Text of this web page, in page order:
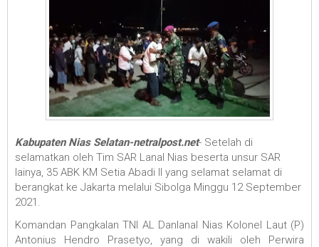
Kabupaten Nias Selatan-netralpost.net- Setelah di
selamatkan oleh Tim SAR Lanal Nias beserta unsur SAR
lainya, 35 ABK KM Setia Abadi II yang selamat selamat di
berangkat ke Jakarta melalui Sibolga Minggu 12 September
2021.
Komandan Pangkalan TNI AL Danlanal Nias Kolonel Laut (P)
Antonius Hendro Prasetyo, yang di wakili oleh Perwira